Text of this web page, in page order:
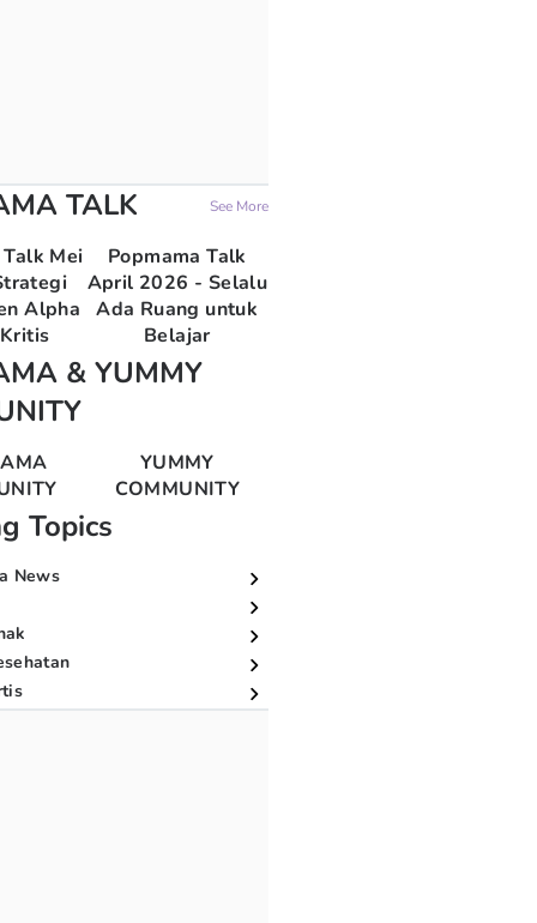
TALK See More
Mei
Alpha
Popmama Talk
April 2026 - Selalu
Ada Ruang untuk
Belajar
& YUMMY
YUMMY
COMMUNITY
Topics
News